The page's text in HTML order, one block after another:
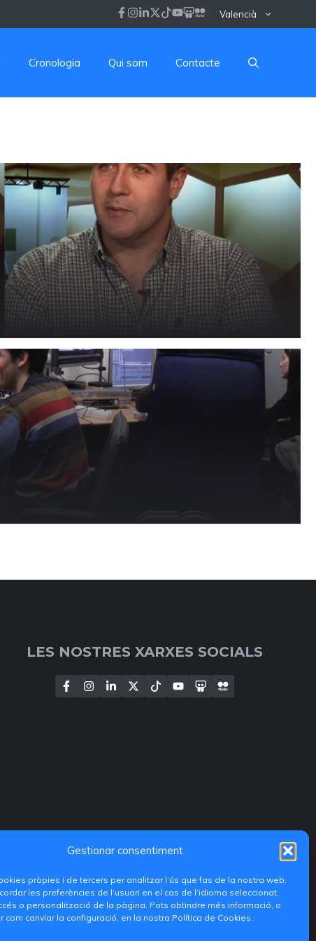
Gestionar consentiment
pròpies i de tercers per analitzar l’ús que fas de la nostra web,
les preferències de l’usuari en el cas de l’idioma seleccionat,
o personalització de la pàgina. Pots obtindre més informació, o
com canviar la configuració, en la nostra Política de Cookies.
Valencià
Cronologia Qui som Contacte
LES NOSTRES XARXES SOCIALS